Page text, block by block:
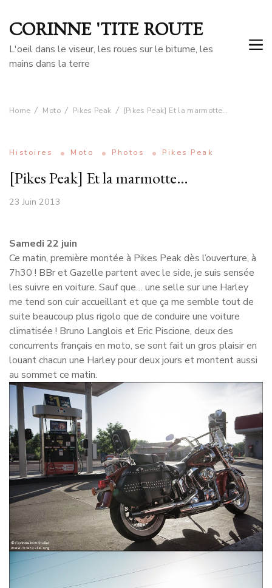
CORINNE 'TITE ROUTE
L'oeil dans le viseur, les roues sur le bitume, les
mains dans la terre
Home Moto Pikes Peak [Pikes Peak] Et la marmotte…
Histoires Moto Photos Pikes Peak
[Pikes Peak] Et la marmotte…
23 Juin 2013
Samedi 22 juin
Ce matin, première montée à Pikes Peak dès l’ouverture, à
7h30 ! BBr et Gazelle partent avec le side, je suis sensée
les suivre en voiture. Sauf que… une selle sur une Harley
me tend son cuir accueillant et que ça me semble tout de
suite beaucoup plus rigolo que de conduire une voiture
climatisée ! Bruno Langlois et Eric Piscione, deux des
concurrents français en moto, se sont fait un gros plaisir en
louant chacun une Harley pour deux jours et montent aussi
au sommet ce matin.